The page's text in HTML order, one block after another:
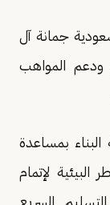
جمانة آل
ودعم المواهب
بمساعدة
لإتمام
السريع